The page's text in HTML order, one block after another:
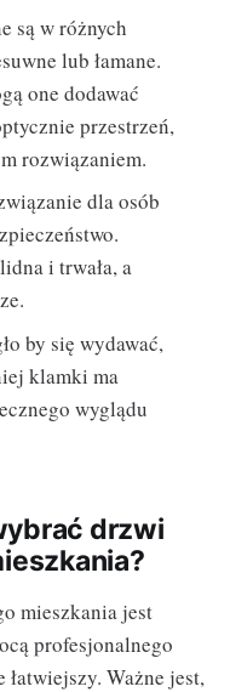
są w różnych
lub łamane.
one dodawać
przestrzeń,
rozwiązaniem.
dla osób
i trwała, a
by się wydawać,
klamki ma
wyglądu
drzwi
mieszkania jest
profesjonalnego
Ważne jest,